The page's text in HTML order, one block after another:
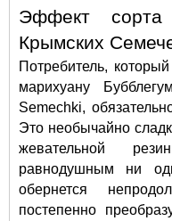
Эффект
Крымских
Потребитель,
марихуану
Semechki,
Это необычайно
жевательной
равнодушным ни
обернется
постепенно